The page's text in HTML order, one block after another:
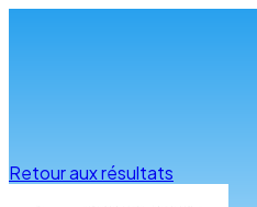
Retour aux résultats